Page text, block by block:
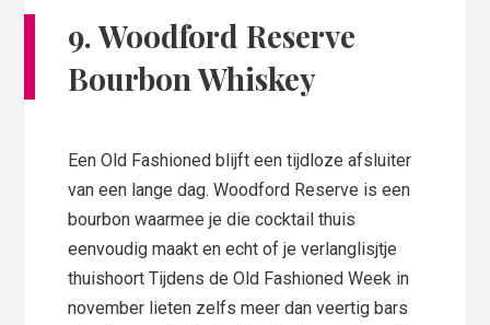
9. Woodford Reserve
Bourbon Whiskey
Een Old Fashioned blijft een tijdloze afsluiter
van een lange dag. Woodford Reserve is een
bourbon waarmee je die cocktail thuis
eenvoudig maakt en echt of je verlanglisjtje
thuishoort Tijdens de Old Fashioned Week in
november lieten zelfs meer dan veertig bars